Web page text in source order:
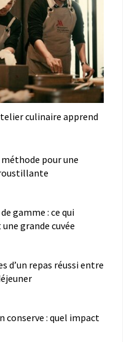
culinaire apprend
pour une
gamme : ce qui
grande cuvée
d’un repas réussi entre
conserve : quel impact